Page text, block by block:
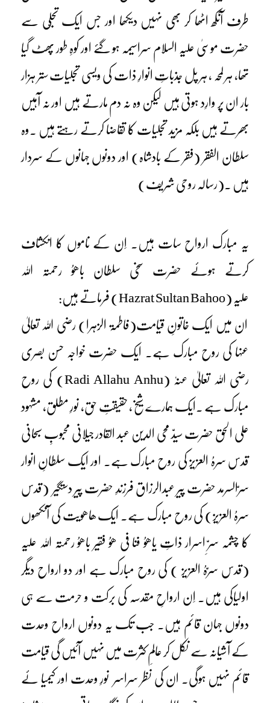
طرف آنکھ اٹھا کر بھی نہیں دیکھا اور جس ایک تجلّی سے
حضرت موسیٰ علیہ السلام سراسیمہ ہو گئے اور کوہِ طور پھٹ گیا
تھا، ہر لمحہ ، ہر پل جذباتِ انوارِ ذات کی ویسی تجلیات ستر ہزار
بار ان پر وارِد ہوتی ہیں لیکن وہ نہ دم مارتے ہیں اور نہ آہیں
بھرتے ہیں بلکہ مزید تجلیات کا تقاضا کرتے رہتے ہیں ۔وہ
سلطان الفقر (فقر کے بادشاہ) اور دونوں جہانوں کے سردار
ہیں ۔(رسالہ روحی شریف)
یہ مبارک ارواح سات ہیں۔ اِن کے ناموں کا انکشاف
کرتے ہوئے حضرت سخی سلطان باھوُ رحمتہ اللہ
علیہ (Hazrat Sultan Bahoo) فرماتے ہیں:
ان میں ایک خاتونِ قیامت(فاطمۃ الزہرا) رضی اللہ تعالیٰ
عنہا کی روح مبارک ہے۔ ایک حضرت خواجہ حسن بصری
رضی اللہ تعالیٰ عنہٗ (Radi Allahu Anhu) کی روح
مبارک ہے ۔ایک ہمارے شیخ، حقیقتِ حق، نورِ مطلق، مشہود
علی الحق حضرت سیدّ محی الدین عبد القادر جیلانی محبوبِ سبحانی
قدس سرہُ العزیز کی روح مبارک ہے۔ اور ایک سلطانِ انوار
سرّالسرمد حضرت پیر عبدالرزاق فرزندِ حضرت پیر دستگیر (قدس
سرہُ العزیز) کی روح مبارک ہے۔ ایک ھاھویت کی آنکھوں
کا چشمہ سرِّ اسرار ذاتِ یاھوُ فنا فی ھوُ فقیر باھوُ رحمتہ اللہ علیہ
(قدس سرّہُ العزیز ) کی روح مبارک ہے اور دو ارواح دیگر
اولیاکی ہیں۔ اِن ارواحِ مقدسہ کی برکت و حرمت سے ہی
دونوں جہان قائم ہیں۔ جب تک یہ دونوں ارواح وحدت
کے آشیانہ سے نکل کر عالمِ کثرت میں نہیں آئیں گی قیامت
قائم نہیں ہوگی۔ ان کی نظر سراسر نورِ وحدت اور کیمیا ئے